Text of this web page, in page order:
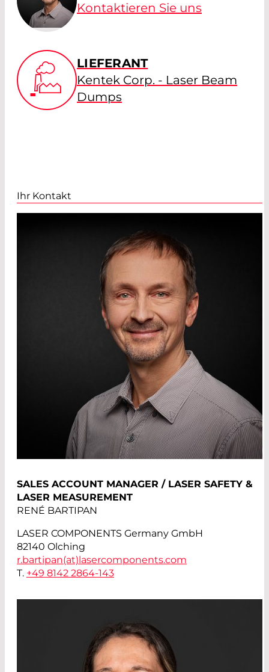
Kontaktieren Sie uns
LIEFERANT
Kentek Corp. - Laser Beam
Dumps
Ihr Kontakt
SALES ACCOUNT MANAGER / LASER SAFETY &
LASER MEASUREMENT
RENÉ BARTIPAN
LASER COMPONENTS Germany GmbH
82140 Olching
r.bartipan(at)lasercomponents.com
T. +49 8142 2864-143